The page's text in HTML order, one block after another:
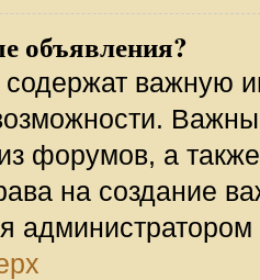
объявления?
содержат
форумов, а
на создание